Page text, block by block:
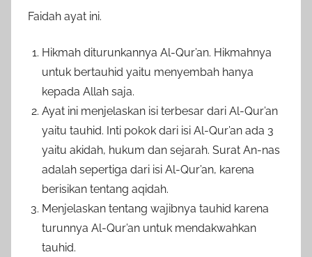
Faidah ayat ini.
Hikmah diturunkannya Al-Qur’an. Hikmahnya
untuk bertauhid yaitu menyembah hanya
kepada Allah saja.
Ayat ini menjelaskan isi terbesar dari Al-Qur’an
yaitu tauhid. Inti pokok dari isi Al-Qur’an ada 3
yaitu akidah, hukum dan sejarah. Surat An-nas
adalah sepertiga dari isi Al-Qur’an, karena
berisikan tentang aqidah.
Menjelaskan tentang wajibnya tauhid karena
turunnya Al-Qur’an untuk mendakwahkan
tauhid.